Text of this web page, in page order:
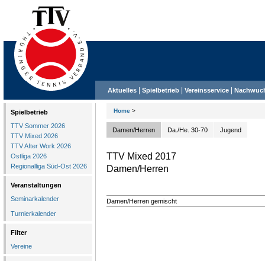
Aktuelles Spielbetrieb Vereinsservice
Damen/Herren Da./He. 30-70 Jugend
Home >
Spielbetrieb
TTV Sommer 2026
TTV Mixed 2026
TTV After Work 2026
Ostliga 2026
Regionalliga Süd-Ost 2026
Veranstaltungen
Seminarkalender
Turnierkalender
Filter
Vereine
TTV Mixed 2017
Damen/Herren
Damen/Herren gemischt